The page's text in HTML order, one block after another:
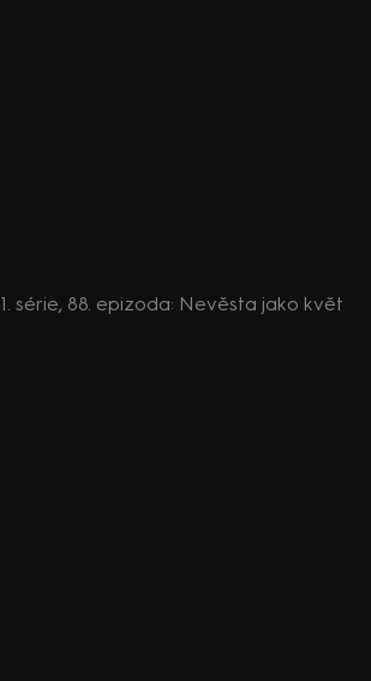
1. série, 88. epizoda: Nevěsta jako květ